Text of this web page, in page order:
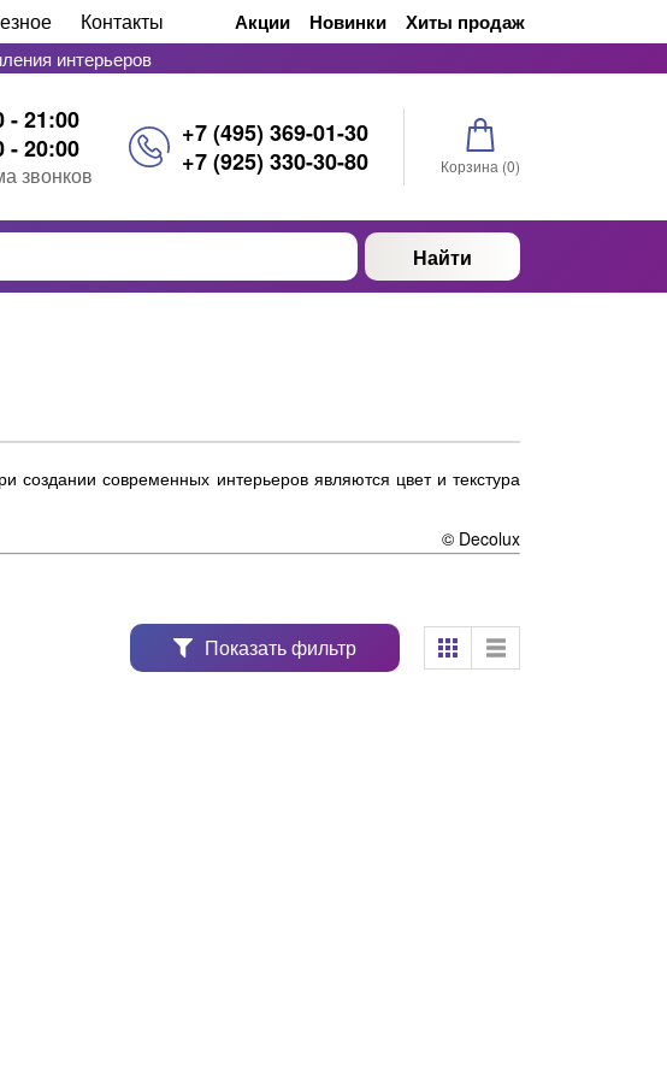
Контакты Акции Новинки Хиты продаж
интерьеров
- 21:00
- 20:00
звонков
+7 (495) 369-01-30
+7 (925) 330-30-80
Корзина (0)
Найти
современных интерьеров являются цвет и текстура
© Decolux
Показать фильтр